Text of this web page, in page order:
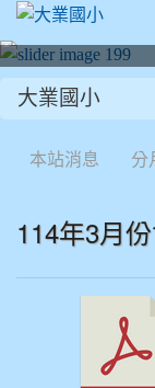
大業國小
本站消息 分
114年3月